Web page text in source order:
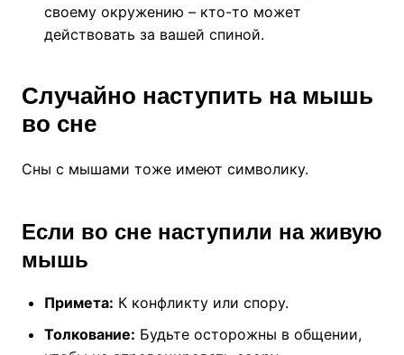
своему окружению – кто-то может
действовать за вашей спиной.
Случайно наступить на мышь
во сне
Сны с мышами тоже имеют символику.
Если во сне наступили на живую
мышь
Примета: К конфликту или спору.
Толкование: Будьте осторожны в общении,